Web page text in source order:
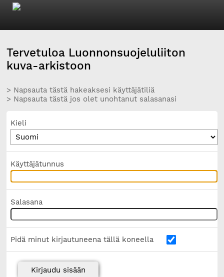
Tervetuloa Luonnonsuojeluliiton
kuva-arkistoon
> Napsauta tästä hakeaksesi käyttäjätiliä
> Napsauta tästä jos olet unohtanut salasanasi
Kieli
Käyttäjätunnus
Salasana
Pidä minut kirjautuneena tällä koneella